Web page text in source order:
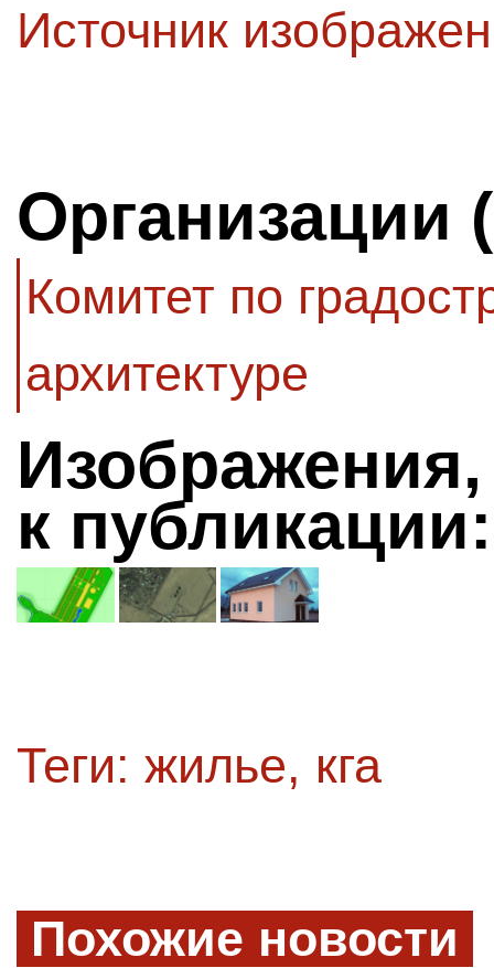
Источник
Организации
Комитет по
архитектуре
к публикации:
Теги: жилье, кга
Похожие новости